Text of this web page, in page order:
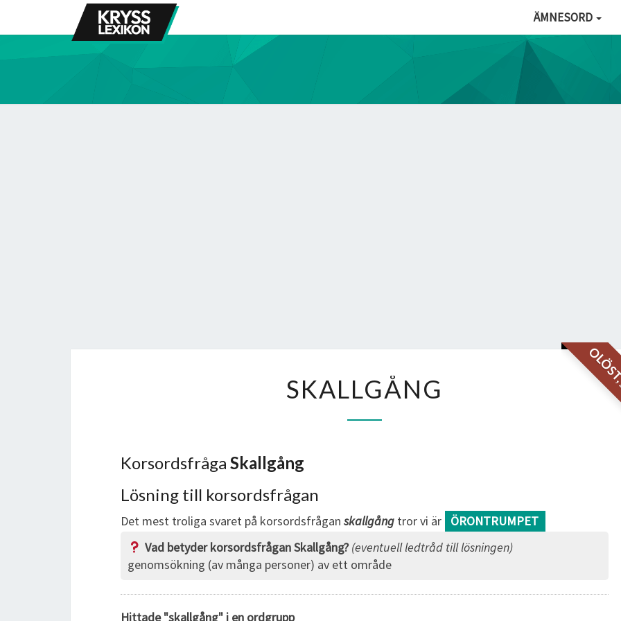
ÄMNESORD
SKALLGÅNG
Korsordsfråga Skallgång
Lösning till korsordsfrågan
Det mest troliga svaret på korsordsfrågan skallgång tror vi är
ÖRONTRUMPET
Vad betyder korsordsfrågan Skallgång? (eventuell ledtråd till lösningen)
genomsökning (av många personer) av ett område
Hittade "skallgång" i en ordgrupp